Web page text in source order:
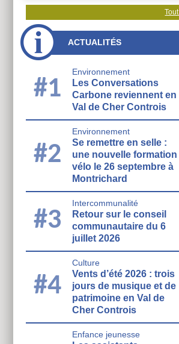
ACTUALITÉS
#1
Environnement
Les Conversations
Carbone reviennent en
Val de Cher Controis
#2
Environnement
Se remettre en selle :
une nouvelle formation
vélo le 26 septembre à
Montrichard
#3
Intercommunalité
Retour sur le conseil
communautaire du 6
juillet 2026
#4
Culture
Vents d’été 2026 : trois
jours de musique et de
patrimoine en Val de
Cher Controis
Enfance jeunesse